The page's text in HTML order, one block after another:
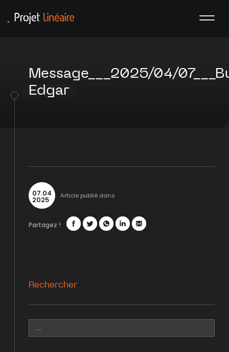
Message___2025/04/
Edgar
07.04
2025 Article publié dans
Partagez !
Rechercher